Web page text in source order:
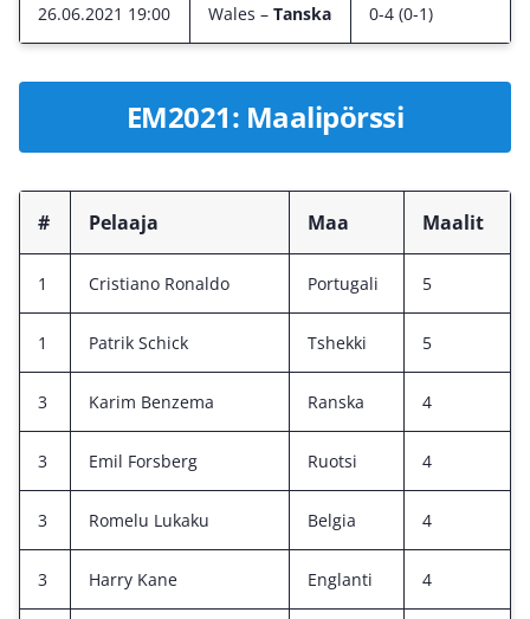
26.06.2021 19:00 Wales – Tanska 0-4 (0-1)
EM2021: Maalipörssi
# Pelaaja Maa Maalit
1 Cristiano Ronaldo Portugali 5
1 Patrik Schick Tshekki 5
3 Karim Benzema Ranska 4
3 Emil Forsberg Ruotsi 4
3 Romelu Lukaku Belgia 4
3 Harry Kane Englanti 4